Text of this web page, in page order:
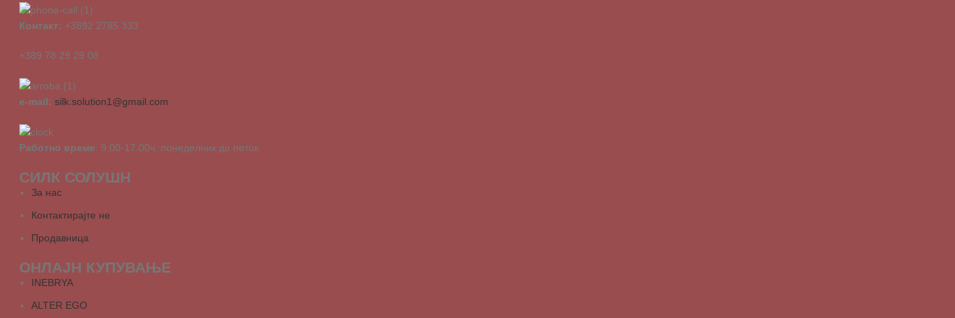
Контакт: +3892 2785 333
+389 78 29 29 08
e-mail: silk.solution1@gmail.com
Работно време: 9.00-17.00ч, понеделник до петок
СИЛК СОЛУШН
За нас
Контактирајте не
Продавница
ОНЛАЈН КУПУВАЊЕ
INEBRYA
ALTER EGO